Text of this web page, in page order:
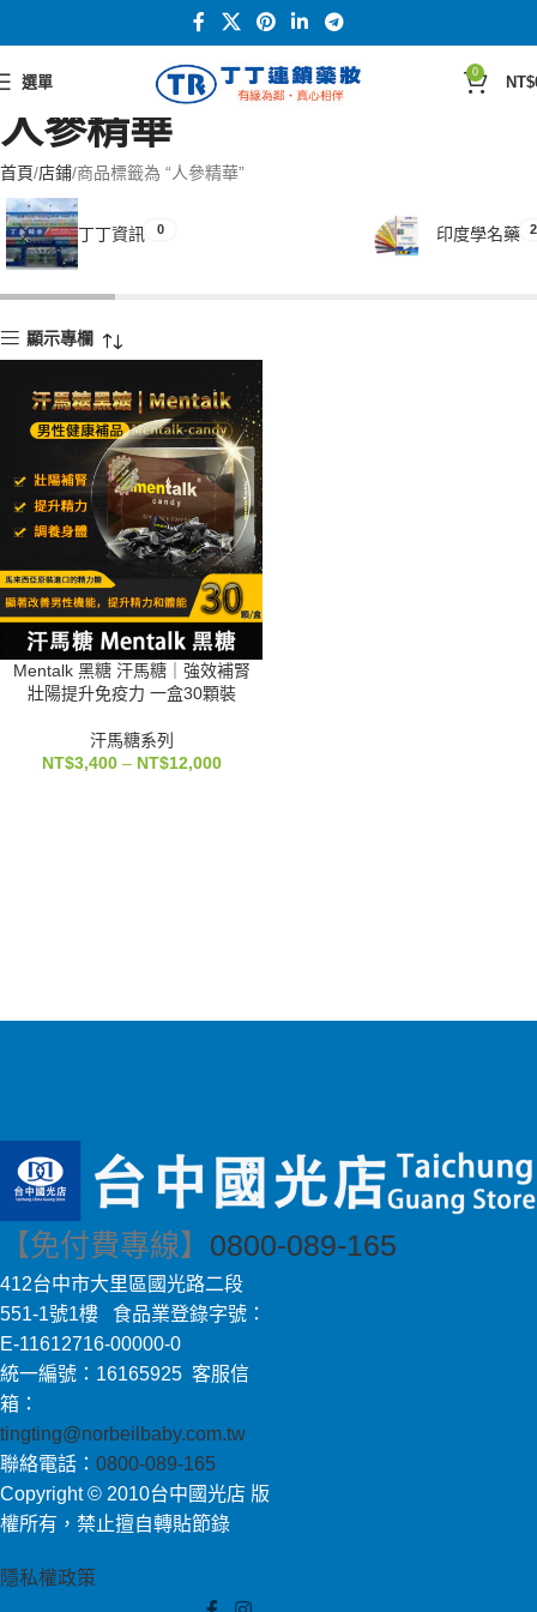
選單
0
NT$
人參精華
首頁 店鋪 商品標籤為 “人參精華”
丁丁資訊 0 印度學名藥
顯示專欄
Mentalk 黑糖 汗馬糖｜強效補腎
壯陽提升免疫力 一盒30顆裝
汗馬糖系列
NT$3,400 – NT$12,000
【免付費專線】 0800-089-165
412台中市大里區國光路二段
551-1號1樓 食品業登錄字號：
E-11612716-00000-0
統一編號：16165925 客服信
箱：
tingting@norbeilbaby.com.tw
聯絡電話： 0800-089-165
Copyright © 2010台中國光店 版
權所有，禁止擅自轉貼節錄
隱私權政策